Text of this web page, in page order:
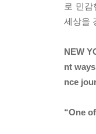
로 민
세상을
NEW
nt
nce
“One